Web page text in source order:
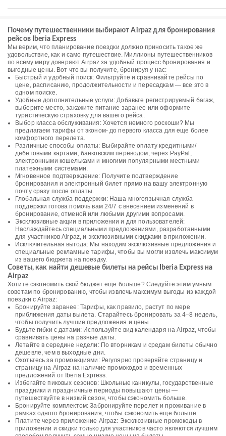
Почему путешественники выбирают Airpaz для бронирования
рейсов Iberia Express
Мы верим, что планирование поездки должно приносить такое же
удовольствие, как и само путешествие. Миллионы путешественников
по всему миру доверяют Airpaz за удобный процесс бронирования и
выгодные цены. Вот что вы получите, бронируя у нас:
Быстрый и удобный поиск: Фильтруйте и сравнивайте рейсы по
цене, расписанию, продолжительности и пересадкам — все это в
одном поиске.
Удобные дополнительные услуги: Добавьте регистрируемый багаж,
выберите место, закажите питание заранее или оформите
туристическую страховку для вашего рейса.
Выбор класса обслуживания: Хочется немного роскоши? Мы
предлагаем тарифы от эконом- до первого класса для еще более
комфортного перелета.
Различные способы оплаты: Выбирайте оплату кредитными/
дебетовыми картами, банковским переводом, через PayPal,
электронными кошельками и многими популярными местными
платежными системами.
Мгновенное подтверждение: Получите подтверждение
бронирования и электронный билет прямо на вашу электронную
почту сразу после оплаты.
Глобальная служба поддержки: Наша многоязычная служба
поддержки готова помочь вам 24/7 с внесением изменений в
бронирование, отменой или любыми другими вопросами.
Эксклюзивные акции в приложении и для пользователей:
Наслаждайтесь специальными предложениями, разработанными
для участников Airpaz, и эксклюзивными скидками в приложении.
Исключительная выгода: Мы находим эксклюзивные предложения и
специальные рекламные тарифы, чтобы вы могли извлечь максимум
из вашего бюджета на поездку.
Советы, как найти дешевые билеты на рейсы Iberia Express на
Airpaz
Хотите сэкономить свой бюджет еще больше? Следуйте этим умным
советам по бронированию, чтобы извлечь максимум выгоды из каждой
поездки с Airpaz:
Бронируйте заранее: Тарифы, как правило, растут по мере
приближения даты вылета. Старайтесь бронировать за 4–8 недель,
чтобы получить лучшие предложения и цены.
Будьте гибки с датами: Используйте вид календаря на Airpaz, чтобы
сравнивать цены на разные даты.
Летайте в середине недели: По вторникам и средам билеты обычно
дешевле, чем в выходные дни.
Охотьтесь за промоакциями: Регулярно проверяйте страницу и
страницу на Airpaz на наличие промокодов и временных
предложений от Iberia Express.
Избегайте пиковых сезонов: Школьные каникулы, государственные
праздники и праздничные периоды повышают цены —
путешествуйте в низкий сезон, чтобы сэкономить больше.
Бронируйте комплектом: Забронируйте перелет и проживание в
рамках одного бронирования, чтобы сэкономить еще больше.
Платите через приложение Airpaz: Эксклюзивные промокоды в
приложении и скидки только для участников часто являются лучшим